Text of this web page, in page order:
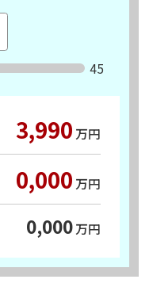
45
3,990 万円
0,000 万円
0,000万円